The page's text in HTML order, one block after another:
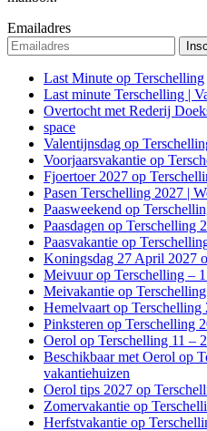
Emailadres
Last Minute op Terschelling
Last minute Terschelling |
Overtocht met Rederij
space
Valentijnsdag op
Voorjaarsvakantie op
Fjoertoer 2027 op
Pasen Terschelling 2027 |
Paasweekend op
Paasdagen op Terschelling
Paasvakantie op
Koningsdag 27 April 2027
Meivuur op Terschelling –
Meivakantie op
Hemelvaart op Terschelling
Pinksteren op Terschelling
Oerol op Terschelling 11 –
Beschikbaar met Oerol op
vakantiehuizen
Oerol tips 2027 op
Zomervakantie op
Herfstvakantie op